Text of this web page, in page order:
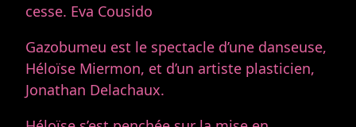
cesse. Eva Cousido
Gazobumeu est le spectacle d’une danseuse,
Héloïse Miermon, et d’un artiste plasticien,
Jonathan Delachaux.